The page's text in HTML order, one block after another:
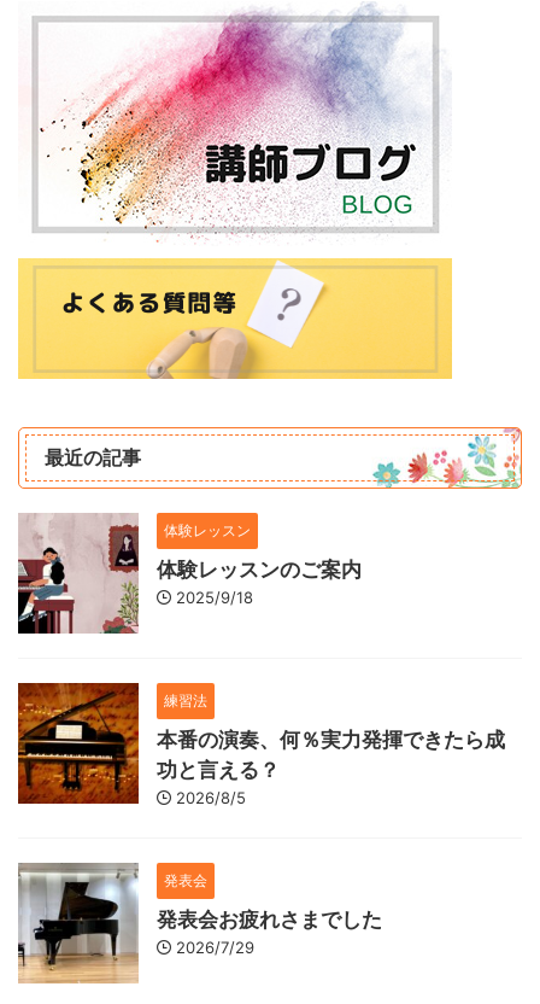
最近の記事
体験レッスン
体験レッスンのご案内
2025/9/18
練習法
本番の演奏、何％実力発揮できたら成
功と言える？
2026/8/5
発表会
発表会お疲れさまでした
2026/7/29